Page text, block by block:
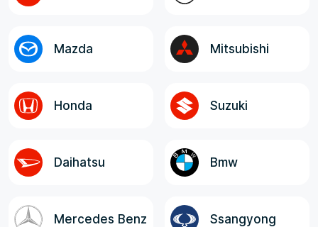
ответственные лица, в целом, отзывчивые,
Mazda Mitsubishi
Honda Suzuki
Daihatsu Bmw
Mercedes Benz Ssangyong